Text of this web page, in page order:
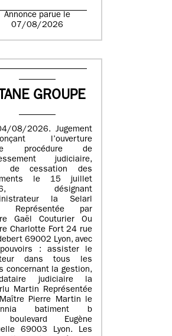
Annonce parue le
07/08/2026
GROUPE
08/2026. Jugement
l’ouverture
procédure de
judiciaire,
de cessation des
le 15 juillet
désignant
la Selarl
Représentée par
Gaël Couturier Ou
Charlotte Fort 24 rue
69002 Lyon, avec
: assister le
dans tous les
concernant la gestion,
judiciaire la
Martin Représentée
Pierre Martin le
batiment b
Eugène
69003 Lyon. Les